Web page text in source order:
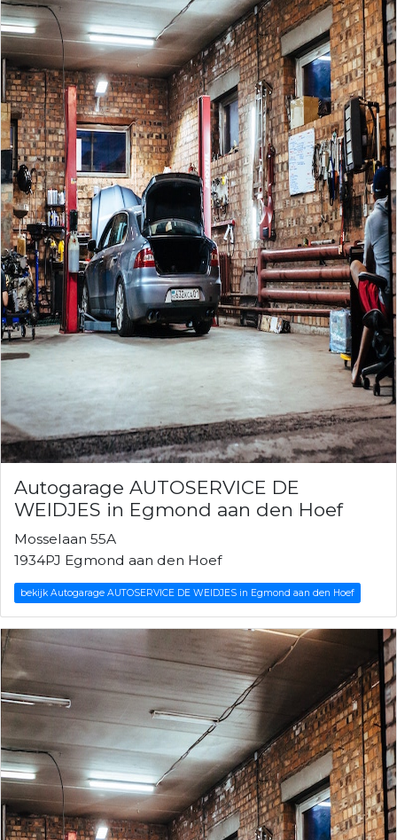
Autogarage AUTOSERVICE DE
WEIDJES in Egmond aan den Hoef
Mosselaan 55A
1934PJ Egmond aan den Hoef
bekijk Autogarage AUTOSERVICE DE WEIDJES in Egmond aan den Hoef